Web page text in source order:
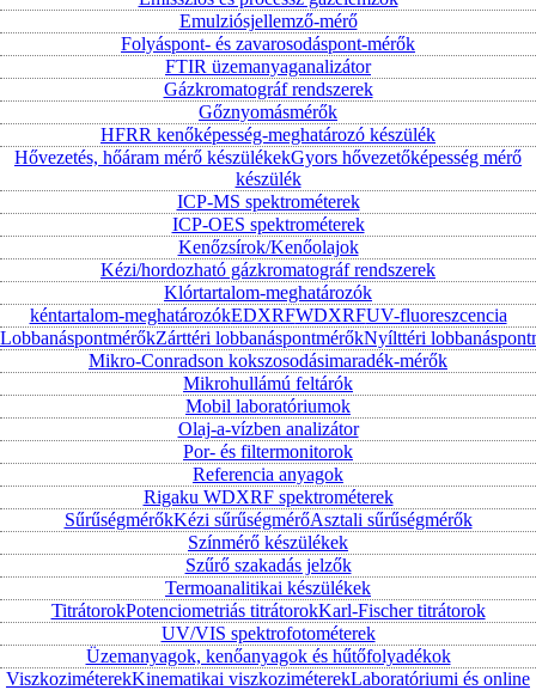
Emulziósjellemző-mérő
Folyáspont- és zavarosodáspont-mérők
FTIR üzemanyaganalizátor
Gázkromatográf rendszerek
Gőznyomásmérők
HFRR kenőképesség-meghatározó készülék
Hővezetés, hőáram mérő készülékekGyors hővezetőképesség mérő
készülék
ICP-MS spektrométerek
ICP-OES spektrométerek
Kenőzsírok/Kenőolajok
Kézi/hordozható gázkromatográf rendszerek
Klórtartalom-meghatározók
kéntartalom-meghatározókEDXRFWDXRFUV-fluoreszcencia
LobbanáspontmérőkZárttéri lobbanáspontmérőkNyílttéri
Mikro-Conradson kokszosodásimaradék-mérők
Mikrohullámú feltárók
Mobil laboratóriumok
Olaj-a-vízben analizátor
Por- és filtermonitorok
Referencia anyagok
Rigaku WDXRF spektrométerek
SűrűségmérőkKézi sűrűségmérőAsztali sűrűségmérők
Színmérő készülékek
Szűrő szakadás jelzők
Termoanalitikai készülékek
TitrátorokPotenciometriás titrátorokKarl-Fischer titrátorok
UV/VIS spektrofotométerek
Üzemanyagok, kenőanyagok és hűtőfolyadékok
ViszkoziméterekKinematikai viszkoziméterekLaboratóriumi és online